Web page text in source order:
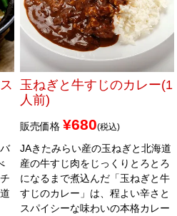
玉ねぎと牛すじのカレー(1
人前)
販売価格 ¥680 税込
JAきたみらい産の玉ねぎと北海道
産の牛すじ肉をじっくりとろとろ
になるまで煮込んだ「玉ねぎと牛
すじのカレー」は、程よい辛さと
スパイシーな味わいの本格カレー